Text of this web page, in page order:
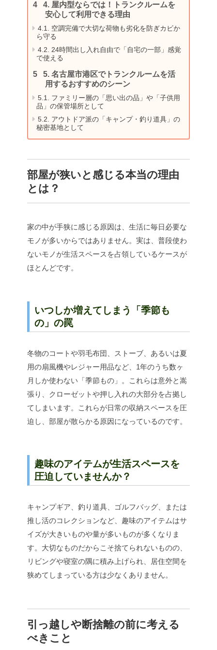
4. 屋内型ならでは！トランクルームを
安心して利用できる理由
4.1. 空調完備で大切な荷物も劣化を防ぎカビか
ら守る
4.2. 24時間出し入れ自由で「自宅の一部」感覚
で使える
5. 名古屋市港区でトランクルームを活
用するおすすめのシーン
5.1.
ファミリー層の「思い出の品」や「子供用
品」の保管場所として
5.2.
アウトドア派の「キャンプ・釣り道具」の
秘密基地として
部屋が狭いと感じる本当の理由
とは？
家の中が手狭に感じる原因は、生活に毎日必要な
モノが多いからではありません。実は、普段使わ
ないモノが生活スペースを占領しているケースが
ほとんどです。
いつしか増えてしまう「季節も
の」の罠
冬物のコートや羽毛布団、ストーブ、あるいは夏
用の扇風機やレジャー用品など、1年のうち数ヶ
月しか使わない「季節もの」。これらは意外と嵩
張り、クローゼットや押し入れの大部分を占拠し
てしまいます。これらが日常の収納スペースを圧
迫し、部屋が散らかる原因になっているのです。
趣味のアイテムが生活スペースを
圧迫していませんか？
キャンプギア、釣り道具、ゴルフバッグ、または
推し活のコレクションなど、趣味のアイテムはサ
イズが大きいものや量が多いものが多くなりま
す。大切なものだからこそ捨てられないものの、
リビングや寝室の隅に積み上げられ、居住空間を
狭めてしまっている方は少なくありません。
引っ越しや断捨離の前に考える
べきこと